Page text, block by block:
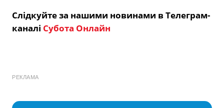
Слідкуйте за нашими новинами в Телеграм-
каналі Субота Онлайн
РЕКЛАМА